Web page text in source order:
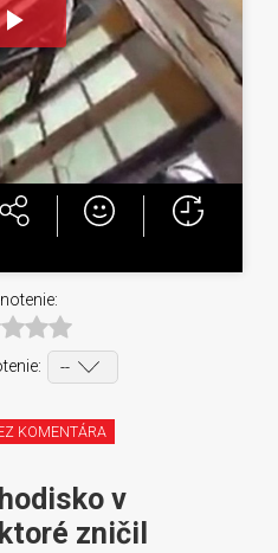
Play
Video
KOMENTÁRA
v
zničil